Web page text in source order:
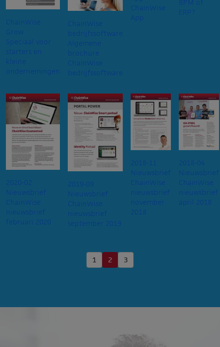
ChainWise
Grow
Speciaal voor
starters en
kleine
ondernemingen
ChainWise
bedrijfssoftware
Algemene
brochure
ChainWise
bedrijfssoftware
ChainWise
App
BPM of
ERP?
2020-02
Nieuwsbrief
ChainWise
nieuwsbrief
februari 2020
2019-09
Nieuwsbrief
ChainWise
nieuwsbrief
september 2019
2018-11
Nieuwsbrief
ChainWise
nieuwsbrief
november
2018
2018-04
Nieuwsbrief
ChainWise
nieuwsbrief
april 2018
1 2 3